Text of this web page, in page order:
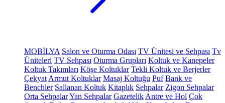
MOBİLYA Salon ve Oturma Odası TV Ünitesi ve Sehpası Tv
Üniteleri TV Sehpası Oturma Grupları Koltuk ve Kanepeler
Koltuk Takımları Köşe Koltuklar Tekli Koltuk ve Berjerler
Çekyat Armut Koltuklar Masaj Koltuğu Puf Bank ve
Benchler Sallanan Koltuk Kitaplık Sehpalar Zigon Sehpalar
Orta SehpalarYan Sehpalar Gazetelik Antre ve Hol Çok